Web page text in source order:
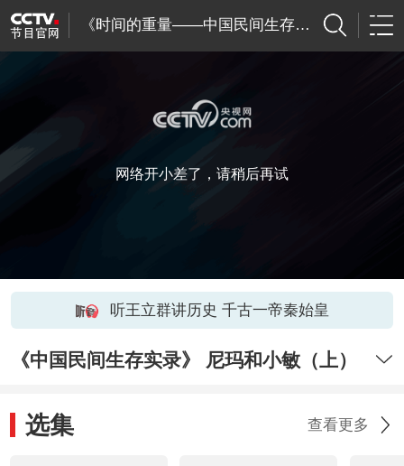
《时间的重量——中国民间生存实录》
网络开小差了，请稍后再试
听王立群讲历史 千古一帝秦始皇
《中国民间生存实录》 尼玛和小敏（上）
选集 查看更多